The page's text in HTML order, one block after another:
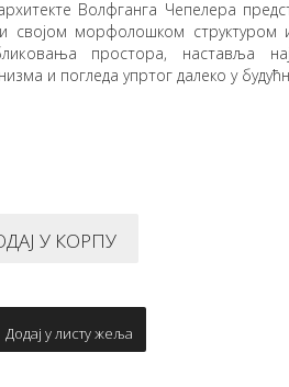
Волфганга Чепелера
својом морфолошком структуром
простора, наставља
и погледа упртог далеко у
У КОРПУ
Додај у листу жеља